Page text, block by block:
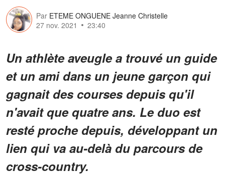
Par ETEME ONGUENE Jeanne Christelle
27 nov. 2021
23:40
Un athlète aveugle a trouvé un guide
et un ami dans un jeune garçon qui
gagnait des courses depuis qu'il
n'avait que quatre ans. Le duo est
resté proche depuis, développant un
lien qui va au-delà du parcours de
cross-country.